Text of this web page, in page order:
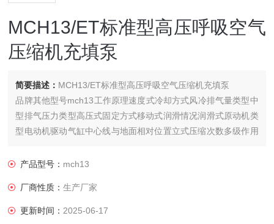
MCH13/ET标准型高压呼吸空气
压缩机充填泵
简要描述： MCH13/ET标准型高压呼吸空气压缩机充填泵
品牌其他型号mch13工作原理速度式冷却方式风冷排气量类型中
型排气压力类型高压式固定方式移动式润滑情况润滑式原动机类
型电动机驱动气缸中心线与地面相对位置立式压缩次数多级作用
动方式皮带传动产地意大利
产品型号： mch13
厂商性质：生产厂家
更新时间： 2025-06-17